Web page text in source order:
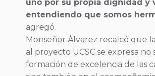
uno por su propia dignidad y
entendiendo que somos
agregó.
Monseñor Álvarez recalcó que
al proyecto UCSC se expresa no
formación de excelencia de las